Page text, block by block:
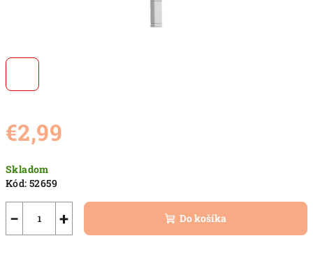
€2,99
cena:
Skladom
Kód: 52659
+
− Do košíka